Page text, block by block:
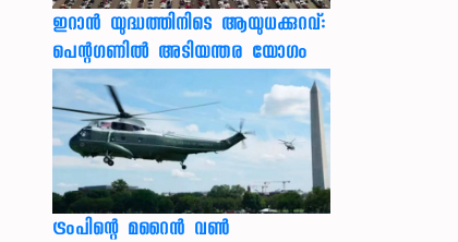
ഇറാന്‍ യുദ്ധത്തിനിടെ ആയുധക്കുറവ്:
പെന്റഗണില്‍ അടിയന്തര യോഗം
ട്രംപിന്റെ മറൈന്‍ വണ്‍